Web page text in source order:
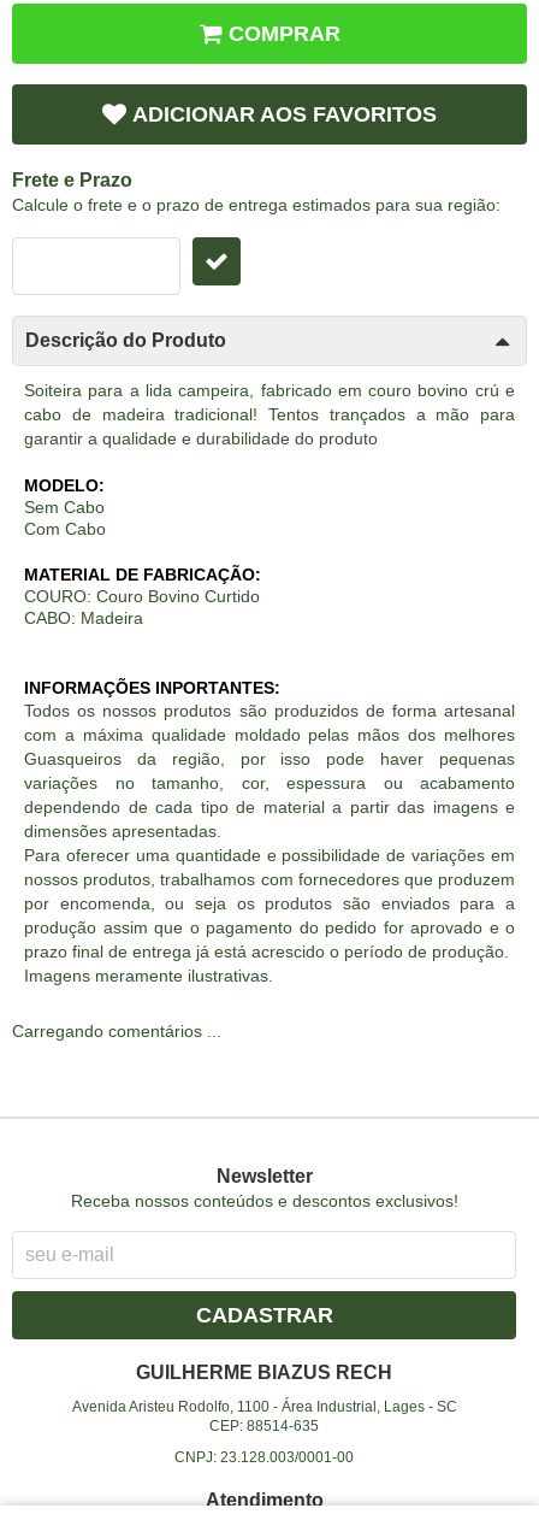
COMPRAR
ADICIONAR AOS FAVORITOS
Frete e Prazo
Calcule o frete e o prazo de entrega estimados para sua região:
Descrição do Produto
Soiteira para a lida campeira, fabricado em couro bovino crú e
cabo de madeira tradicional! Tentos trançados a mão para
garantir a qualidade e durabilidade do produto
MODELO:
Sem Cabo
Com Cabo
MATERIAL DE FABRICAÇÃO:
COURO: Couro Bovino Curtido
CABO: Madeira
INFORMAÇÕES INPORTANTES:
Todos os nossos produtos são produzidos de forma artesanal
com a máxima qualidade moldado pelas mãos dos melhores
Guasqueiros da região, por isso pode haver pequenas
variações no tamanho, cor, espessura ou acabamento
dependendo de cada tipo de material a partir das imagens e
dimensões apresentadas.
Para oferecer uma quantidade e possibilidade de variações em
nossos produtos, trabalhamos com fornecedores que produzem
por encomenda, ou seja os produtos são enviados para a
produção assim que o pagamento do pedido for aprovado e o
prazo final de entrega já está acrescido o período de produção.
Imagens meramente ilustrativas.
Carregando comentários ...
Newsletter
Receba nossos conteúdos e descontos exclusivos!
CADASTRAR
GUILHERME BIAZUS RECH
Avenida Aristeu Rodolfo, 1100- Área Industrial, Lages- SC
CEP: 88514-635
CNPJ: 23.128.003/0001-00
Atendimento